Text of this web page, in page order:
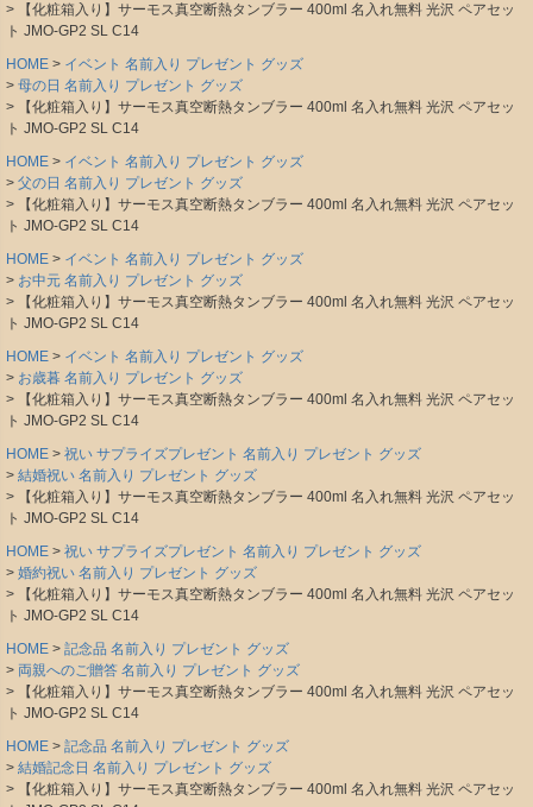
【化粧箱入り】サーモス真空断熱タンブラー 400ml 名入れ無料 光沢 ペアセッ
ト JMO-GP2 SL C14
HOME
イベント 名前入り プレゼント グッズ
母の日 名前入り プレゼント グッズ
【化粧箱入り】サーモス真空断熱タンブラー 400ml 名入れ無料 光沢 ペアセッ
ト JMO-GP2 SL C14
HOME
イベント 名前入り プレゼント グッズ
父の日 名前入り プレゼント グッズ
【化粧箱入り】サーモス真空断熱タンブラー 400ml 名入れ無料 光沢 ペアセッ
ト JMO-GP2 SL C14
HOME
イベント 名前入り プレゼント グッズ
お中元 名前入り プレゼント グッズ
【化粧箱入り】サーモス真空断熱タンブラー 400ml 名入れ無料 光沢 ペアセッ
ト JMO-GP2 SL C14
HOME
イベント 名前入り プレゼント グッズ
お歳暮 名前入り プレゼント グッズ
【化粧箱入り】サーモス真空断熱タンブラー 400ml 名入れ無料 光沢 ペアセッ
ト JMO-GP2 SL C14
HOME
祝い サプライズプレゼント 名前入り プレゼント グッズ
結婚祝い 名前入り プレゼント グッズ
【化粧箱入り】サーモス真空断熱タンブラー 400ml 名入れ無料 光沢 ペアセッ
ト JMO-GP2 SL C14
HOME
祝い サプライズプレゼント 名前入り プレゼント グッズ
婚約祝い 名前入り プレゼント グッズ
【化粧箱入り】サーモス真空断熱タンブラー 400ml 名入れ無料 光沢 ペアセッ
ト JMO-GP2 SL C14
HOME
記念品 名前入り プレゼント グッズ
両親へのご贈答 名前入り プレゼント グッズ
【化粧箱入り】サーモス真空断熱タンブラー 400ml 名入れ無料 光沢 ペアセッ
ト JMO-GP2 SL C14
HOME
記念品 名前入り プレゼント グッズ
結婚記念日 名前入り プレゼント グッズ
【化粧箱入り】サーモス真空断熱タンブラー 400ml 名入れ無料 光沢 ペアセッ